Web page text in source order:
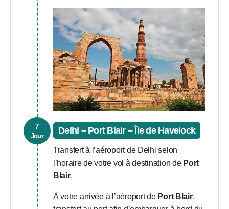
7
Jour
Delhi – Port Blair – Île de Havelock
Transfert à l’aéroport de Delhi selon
l’horaire de votre vol à destination de Port
Blair.
À votre arrivée à l’aéroport de Port Blair,